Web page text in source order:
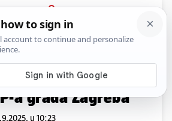
PRIJAVA
News Komentari
izmjene i
a grada Zagreba
u 10:23